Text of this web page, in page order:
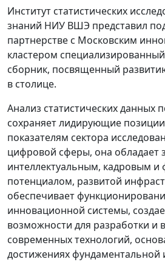
Институт статистических
знаний НИУ ВШЭ представил
партнерстве с Московским
кластером
сборник, посвященный
в столице.
Анализ статистических данных
сохраняет лидирующие
показателям сектора
цифровой сферы, она обладает
интеллектуальным, кадровым
потенциалом, развитой
обеспечивает
инновационной системы,
возможности для разработки и
современных технологий,
достижениях фундаментальной